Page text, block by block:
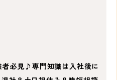
必見♪専門知識は入社後に